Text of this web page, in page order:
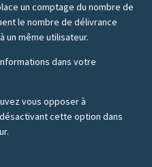
un comptage du nombre de
le nombre de délivrance
un même utilisateur.
dans votre
vous opposer à
cette option dans